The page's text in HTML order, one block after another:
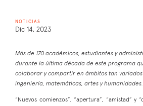
NOTICIAS
Dic 14, 2023
Más de 170 académicos, estudiantes y
durante la última década de este programa
colaborar y compartir en ámbitos tan
ingeniería, matemáticas, artes y humanidades.
“Nuevos comienzos”, “apertura”, “amistad” y